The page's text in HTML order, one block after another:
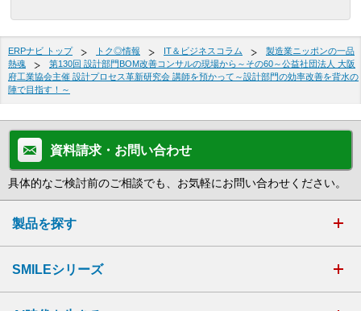
ERPナビ トップ トク◎情報 IT＆ビジネスコラム
製造業ニッポンの一品
熱魂
第130回 設計部門BOM改善コンサルの現場から～その60～公益社団法人 大阪
府工業協会主催 設計プロセス革新研究会 講師を預かって～設計部門の効率改善を背水の
陣で目指す！～
資料請求・お問い合わせ
具体的なご検討前のご相談でも、お気軽にお問い合わせください。
製品を探す
SMILEシリーズ